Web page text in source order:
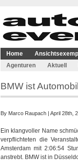
Home
Agenturen
Aktuell
BMW ist
By Marco Raupach | April 28th,
Ein klangvoller Name
verpflichteten die
Amsterdam mit 2:06:54
anstrebt. BMW ist in